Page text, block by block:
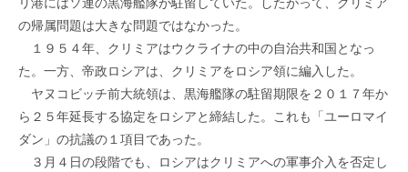
の帰属問題は大きな問題ではなかった。
１９５４年、クリミアはウクライナの中の自治共和国となっ
た。一方、帝政ロシアは、クリミアをロシア領に編入した。
ヤヌコビッチ前大統領は、黒海艦隊の駐留期限を２０１７年か
ら２５年延長する協定をロシアと締結した。これも「ユーロマイ
ダン」の抗議の１項目であった。
３月４日の段階でも、ロシアはクリミアへの軍事介入を否定し